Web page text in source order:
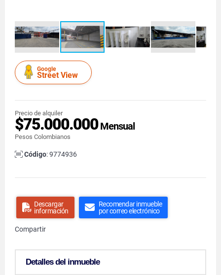
Google
Street View
Precio de alquiler
$75.000.000Mensual
Pesos Colombianos
Código: 9774936
Descargar
información
Recomendar inmueble
por correo electrónico
Compartir
Detalles del inmueble